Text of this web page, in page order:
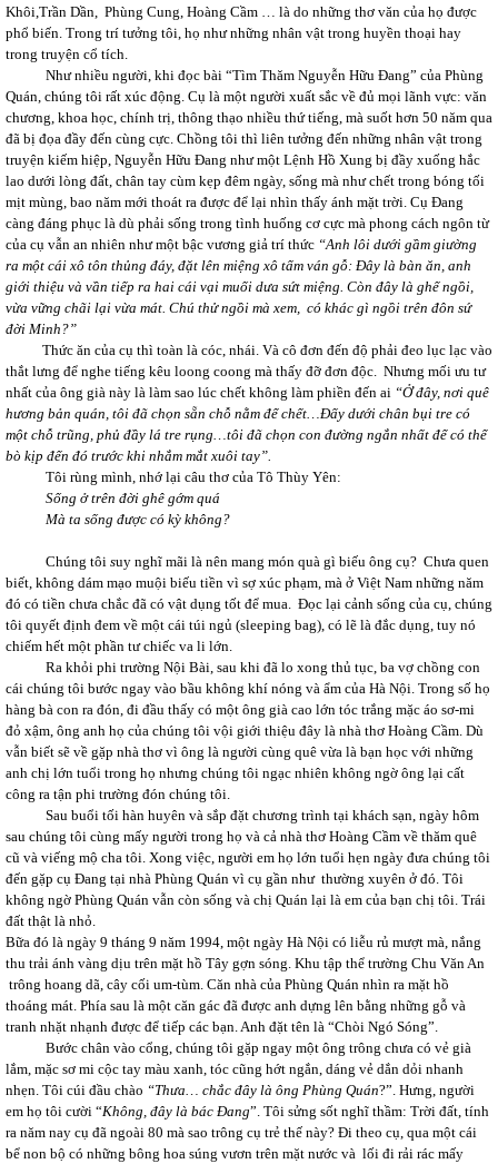
Khôi,Trần Dần, Phùng Cung, Hoàng Cầm … là do những thơ văn của họ được
phổ biến. Trong trí tưởng tôi, họ như những nhân vật trong huyền thoại hay
trong truyện cổ tích.
Như nhiều người, khi đọc bài “Tìm Thăm Nguyễn Hữu Đang” của Phùng
Quán, chúng tôi rất xúc động. Cụ là một người xuất sắc về đủ mọi lãnh vực: văn
chương, khoa học, chính trị, thông thạo nhiều thứ tiếng, mà suốt hơn 50 năm qua
đã bị đọa đầy đến cùng cực. Chồng tôi thì liên tưởng đến những nhân vật trong
truyện kiếm hiệp, Nguyễn Hữu Đang như một Lệnh Hồ Xung bị đầy xuống hắc
lao dưới lòng đất, chân tay cùm kẹp đêm ngày, sống mà như chết trong bóng tối
mịt mùng, bao năm mới thoát ra được để lại nhìn thấy ánh mặt trời. Cụ Đang
càng đáng phục là dù phải sống trong tình huống cơ cực mà phong cách ngôn từ
của cụ vẫn an nhiên như một bậc vương giả trí thức “Anh lôi dưới gầm giường
ra một cái xô tôn thủng đáy, đặt lên miệng xô tấm ván gỗ: Đây là bàn ăn, anh
giới thiệu và vần tiếp ra hai cái vại muối dưa sứt miệng. Còn đây là ghế ngồi,
vừa vững chãi lại vừa mát. Chú thử ngồi mà xem, có khác gì ngồi trên đôn sứ
đời Minh?”
Thức ăn của cụ thì toàn là cóc, nhái. Và cô đơn đến độ phải đeo lục lạc vào
thắt lưng để nghe tiếng kêu loong coong mà thấy đỡ đơn độc. Nhưng mối ưu tư
nhất của ông già này là làm sao lúc chết không làm phiền đến ai “Ở đây, nơi quê
hương bản quán, tôi đã chọn sẵn chỗ nằm để chết…Đấy dưới chân bụi tre có
một chỗ trũng, phủ đầy lá tre rụng…tôi đã chọn con đường ngắn nhất để có thể
bò kịp đến đó trước khi nhắm mắt xuôi tay”.
Tôi rùng mình, nhớ lại câu thơ của Tô Thùy Yên:
Sống ở trên đời ghê gớm quá
Mà ta sống được có kỳ không?
Chúng tôi suy nghĩ mãi là nên mang món quà gì biếu ông cụ? Chưa quen
biết, không dám mạo muội biếu tiền vì sợ xúc phạm, mà ở Việt Nam những năm
đó có tiền chưa chắc đã có vật dụng tốt để mua. Đọc lại cảnh sống của cụ, chúng
tôi quyết định đem về một cái túi ngủ (sleeping bag), có lẽ là đắc dụng, tuy nó
chiếm hết một phần tư chiếc va li lớn.
Ra khỏi phi trường Nội Bài, sau khi đã lo xong thủ tục, ba vợ chồng con
cái chúng tôi bước ngay vào bầu không khí nóng và ẩm của Hà Nội. Trong số họ
hàng bà con ra đón, đi đầu thấy có một ông già cao lớn tóc trắng mặc áo sơ-mi
đỏ xậm, ông anh họ của chúng tôi vội giới thiệu đây là nhà thơ Hoàng Cầm. Dù
vẫn biết sẽ về gặp nhà thơ vì ông là người cùng quê vừa là bạn học với những
anh chị lớn tuổi trong họ nhưng chúng tôi ngạc nhiên không ngờ ông lại cất
công ra tận phi trường đón chúng tôi.
Sau buổi tối hàn huyên và sắp đặt chương trình tại khách sạn, ngày hôm
sau chúng tôi cùng mấy người trong họ và cả nhà thơ Hoàng Cầm về thăm quê
cũ và viếng mộ cha tôi. Xong việc, người em họ lớn tuổi hẹn ngày đưa chúng tôi
đến gặp cụ Đang tại nhà Phùng Quán vì cụ gần như thường xuyên ở đó. Tôi
không ngờ Phùng Quán vẫn còn sống và chị Quán lại là em của bạn chị tôi. Trái
đất thật là nhỏ.
Bữa đó là ngày 9 tháng 9 năm 1994, một ngày Hà Nội có liễu rủ mượt mà, nắng
thu trải ánh vàng dịu trên mặt hồ Tây gợn sóng. Khu tập thể trường Chu Văn An
trông hoang dã, cây cối um-tùm. Căn nhà của Phùng Quán nhìn ra mặt hồ
thoáng mát. Phía sau là một căn gác đã được anh dựng lên bằng những gỗ và
tranh nhặt nhạnh được để tiếp các bạn. Anh đặt tên là “Chòi Ngó Sóng”.
Bước chân vào cổng, chúng tôi gặp ngay một ông trông chưa có vẻ già
lắm, mặc sơ mi cộc tay màu xanh, tóc cũng hớt ngắn, dáng vẻ dắn dỏi nhanh
nhẹn. Tôi cúi đầu chào “Thưa… chắc đây là ông Phùng Quán?”. Hưng, người
em họ tôi cười “Không, đây là bác Đang”. Tôi sửng sốt nghĩ thầm: Trời đất, tính
ra năm nay cụ đã ngoài 80 mà sao trông cụ trẻ thế này? Đi theo cụ, qua một cái
bể non bộ có những bông hoa súng vươn trên mặt nước và lối đi rải rác mấy